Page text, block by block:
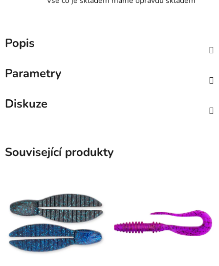
Popis
Parametry
Diskuze
Související produkty